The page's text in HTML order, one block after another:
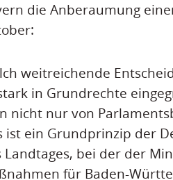
die Anberaumung
weitreichende
in Grundrechte
nicht nur von
ist ein Grundprinzip der
Landtages, bei der der
für Baden-